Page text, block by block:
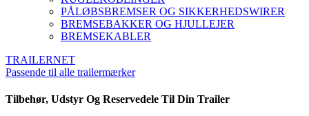
PÅLØBSBREMSER OG SIKKERHEDSWIRER
BREMSEBAKKER OG HJULLEJER
BREMSEKABLER
TRAILERNET
Passende til alle trailermærker
Tilbehør, Udstyr Og Reservedele Til Din Trailer